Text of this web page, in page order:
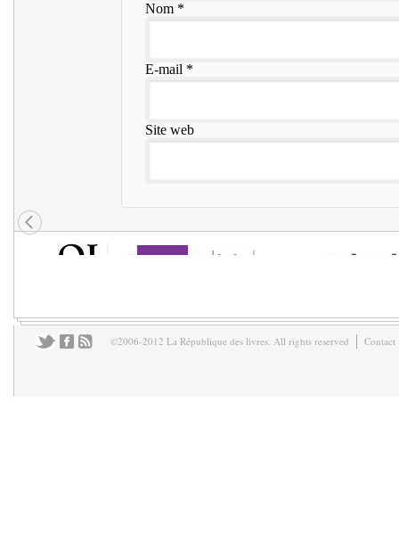
Nom*
E-mail *
Site web
©2006-2012 La République des livres. All rights reserved Contact